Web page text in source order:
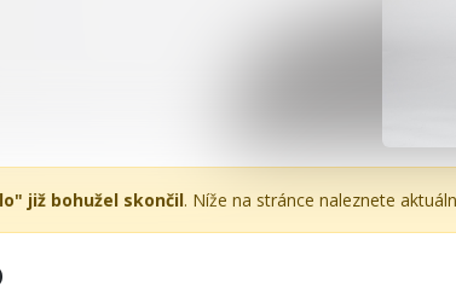
již bohužel skončil. Níže na stránce naleznete